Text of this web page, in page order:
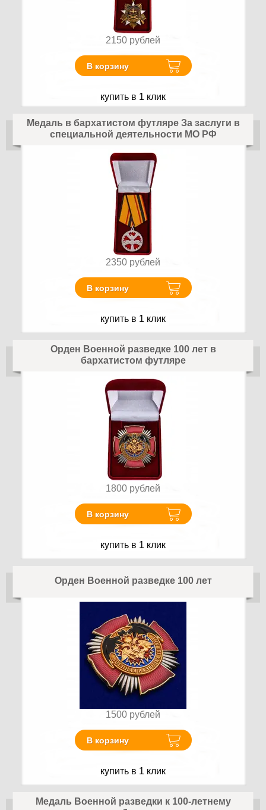
2150 рублей
В корзину
купить в 1 клик
Медаль в бархатистом футляре За заслуги в
специальной деятельности МО РФ
2350 рублей
В корзину
купить в 1 клик
Орден Военной разведке 100 лет в
бархатистом футляре
1800 рублей
В корзину
купить в 1 клик
Орден Военной разведке 100 лет
1500 рублей
В корзину
купить в 1 клик
Медаль Военной разведки к 100-летнему